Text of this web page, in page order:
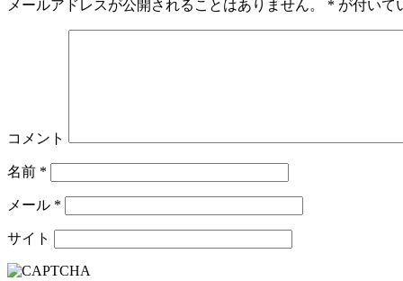
メールアドレスが公開されることはありません。 * が付いて
コメント
名前 *
メール *
サイト